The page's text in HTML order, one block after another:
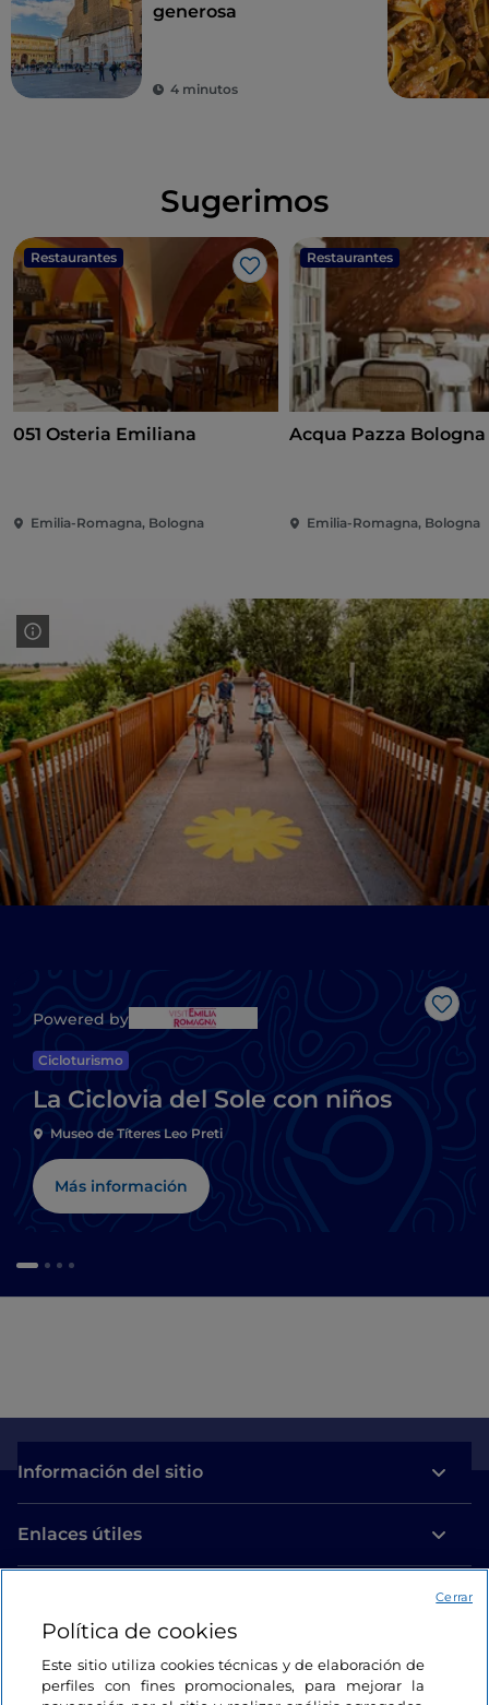
generosa
4 minutos
Sugerimos
Restaurantes
Me gusta
051 Osteria Emiliana
Emilia-Romagna, Bologna
Restaurantes
Acqua Pazza Bologna
Emilia-Romagna, Bologna
Me
Powered by
Cicloturismo
La Ciclovia del Sole con niños
Museo de Títeres Leo Preti
Más información
Información del sitio
Enlaces útiles
Estamos en contacto
Política de cookies
Este sitio utiliza cookies técnicas y de elaboración de
perfiles con fines promocionales, para mejorar la
Cerrar